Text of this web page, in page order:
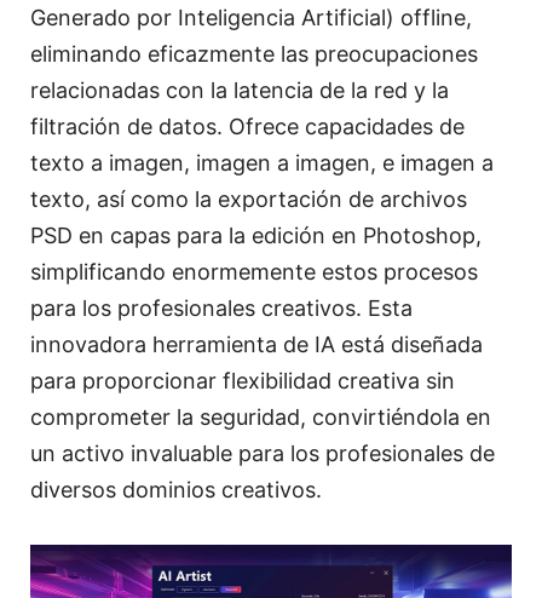
Generado por Inteligencia Artificial) offline,
eliminando eficazmente las preocupaciones
relacionadas con la latencia de la red y la
filtración de datos. Ofrece capacidades de
texto a imagen, imagen a imagen, e imagen a
texto, así como la exportación de archivos
PSD en capas para la edición en Photoshop,
simplificando enormemente estos procesos
para los profesionales creativos. Esta
innovadora herramienta de IA está diseñada
para proporcionar flexibilidad creativa sin
comprometer la seguridad, convirtiéndola en
un activo invaluable para los profesionales de
diversos dominios creativos.